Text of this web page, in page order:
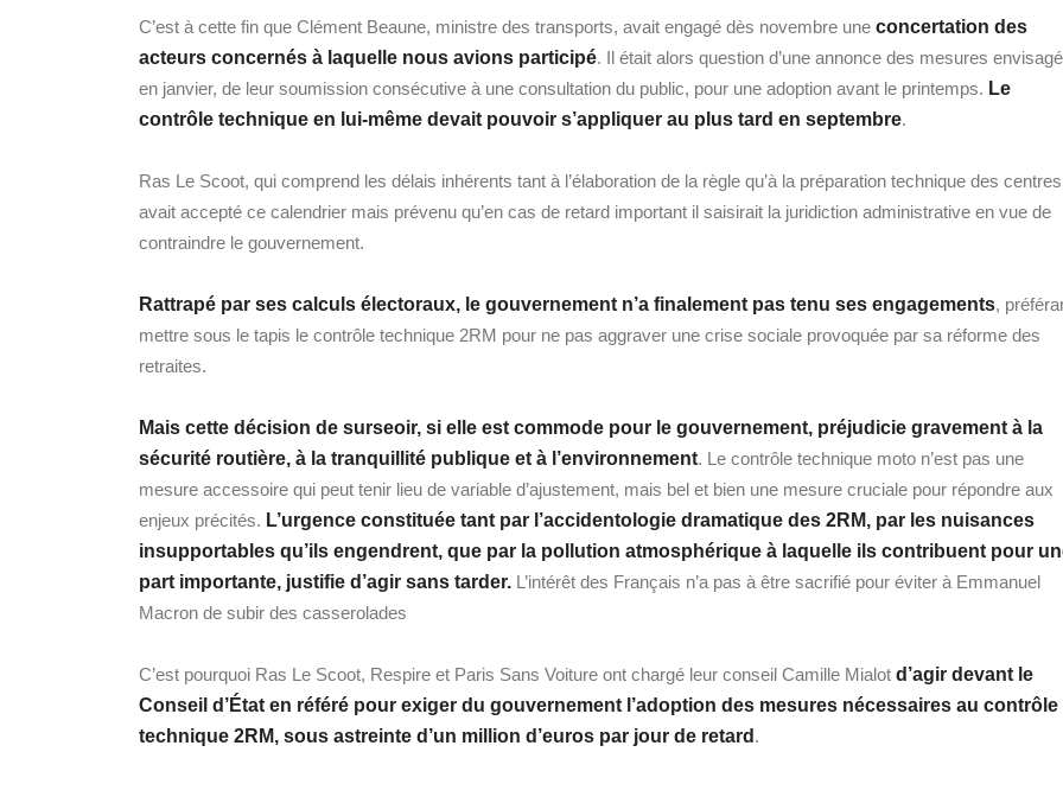
C’est à cette fin que Clément Beaune, ministre des transports, avait engagé dès novembre une concertation des
acteurs concernés à laquelle nous avions participé. Il était alors question d’une annonce des mesures
en janvier, de leur soumission consécutive à une consultation du public, pour une adoption avant le printemps. Le
contrôle technique en lui-même devait pouvoir s’appliquer au plus tard en septembre.
Ras Le Scoot, qui comprend les délais inhérents tant à l’élaboration de la règle qu’à la préparation technique des
avait accepté ce calendrier mais prévenu qu’en cas de retard important il saisirait la juridiction administrative en vue de
contraindre le gouvernement.
Rattrapé par ses calculs électoraux, le gouvernement n’a finalement pas tenu ses engagements,
mettre sous le tapis le contrôle technique 2RM pour ne pas aggraver une crise sociale provoquée par sa réforme des
retraites.
Mais cette décision de surseoir, si elle est commode pour le gouvernement, préjudicie gravement à la
sécurité routière, à la tranquillité publique et à l’environnement. Le contrôle technique moto n’est pas une
mesure accessoire qui peut tenir lieu de variable d’ajustement, mais bel et bien une mesure cruciale pour répondre aux
enjeux précités. L’urgence constituée tant par l’accidentologie dramatique des 2RM, par les nuisances
insupportables qu’ils engendrent, que par la pollution atmosphérique à laquelle ils contribuent pour
part importante, justifie d’agir sans tarder. L’intérêt des Français n’a pas à être sacrifié pour éviter à Emmanuel
Macron de subir des casserolades
C’est pourquoi Ras Le Scoot, Respire et Paris Sans Voiture ont chargé leur conseil Camille Mialot d’agir devant le
Conseil d’État en référé pour exiger du gouvernement l’adoption des mesures nécessaires au contrôle
technique 2RM, sous astreinte d’un million d’euros par jour de retard .